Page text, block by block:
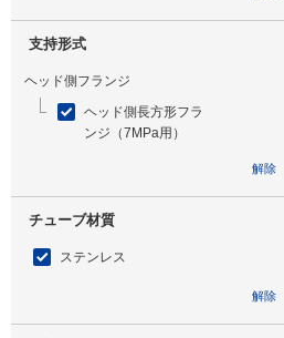
支持形式
ヘッド側フランジ
ヘッド側長方形フラ
ンジ（7MPa用）
解除
チューブ材質
ステンレス
解除